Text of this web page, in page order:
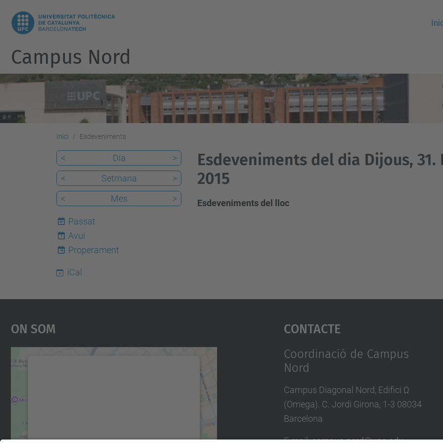
Campus Nord
Inici Esdeveniments
Esdeveniments del dia Dijous, 31.
2015
Esdeveniments del lloc
< Dia
>
<
Setmana
>
<
Mes >
Passat
7
Avui
Properament
iCal
On Som Contacte
Coordinació de Campus
Nord
Campus Diagonal Nord, Edifici Ω
(Omega). C. Jordi Girona, 1-3 08034
Barcelona
E-mail:campus.nord@upc.edu